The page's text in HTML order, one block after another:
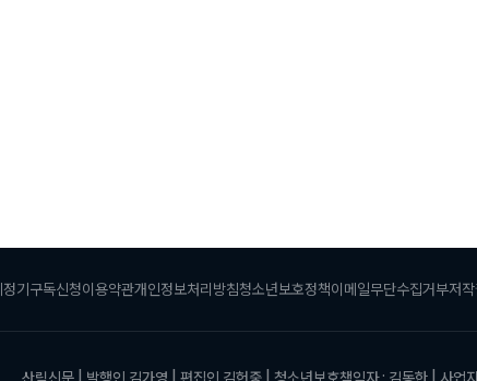
정기구독신청이용약관개인정보처리방침청소년보호정책이메일무단수집거부저